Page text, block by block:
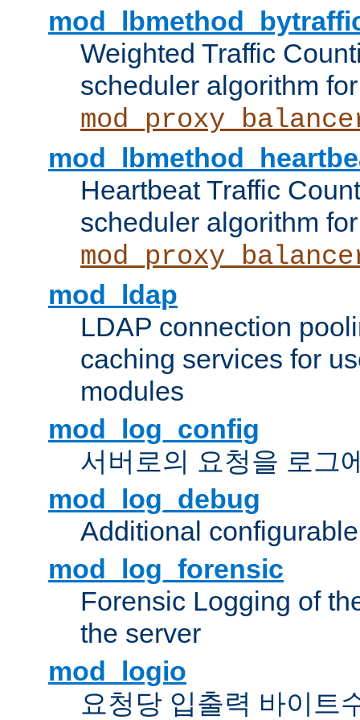
Weighted Traffic
scheduler algorithm for
Heartbeat Traffic
scheduler algorithm for
mod_ldap
LDAP connection
caching services for
modules
mod_log_config
서버로의 요청을 로그
mod_log_debug
Additional
mod_log_forensic
Forensic Logging of
the server
mod_logio
요청당 입출력 바이트